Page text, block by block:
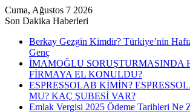
Cuma, Ağustos 7 2026
Son Dakika Haberleri
Berkay Gezgin Kimdir? Türkiye’nin
Genç
İMAMOĞLU SORUŞTURMASINDA
FİRMAYA EL KONULDU?
ESPRESSOLAB KİMİN?
MU? KAÇ ŞUBESİ VAR?
Emlak Vergisi 2025 Ödeme Tarihleri Ne